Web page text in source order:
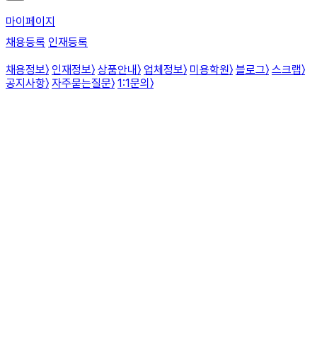
마이페이지
채용등록 인재등록
채용정보〉 인재정보〉 상품안내 〉 업체정보〉 미용학원〉 블로그〉 스크랩〉
공지사항〉 자주묻는질문〉 1:1문의 〉